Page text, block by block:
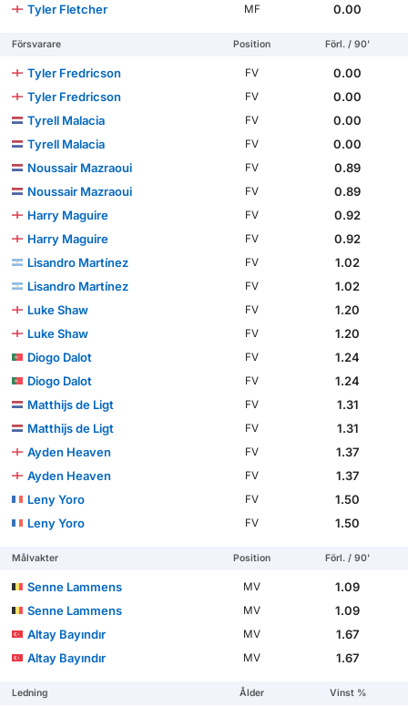
Tyler Fletcher
MF 0.00
Försvarare Position Förl. / 90'
Tyler Fredricson FV
0.00
Tyler Fredricson
FV
0.00
Tyrell Malacia
FV
0.00
Tyrell Malacia
FV
0.00
Noussair Mazraoui
FV
0.89
Noussair Mazraoui
FV
0.89
Harry Maguire
FV
0.92
Harry Maguire
FV
0.92
Lisandro Martínez
FV
1.02
Lisandro Martínez
FV
1.02
Luke Shaw
FV
1.20
Luke Shaw
FV
1.20
Diogo Dalot
FV
1.24
Diogo Dalot
FV
1.24
Matthijs de Ligt
FV
1.31
Matthijs de Ligt
FV
1.31
Ayden Heaven
FV
1.37
Ayden Heaven
FV
1.37
Leny Yoro
FV
1.50
Leny Yoro
FV 1.50
Målvakter Position Förl. / 90'
Senne Lammens MV
1.09
Senne Lammens
MV
1.09
Altay Bayındır
MV
1.67
Altay Bayındır
MV 1.67
Ledning Ålder Vinst %